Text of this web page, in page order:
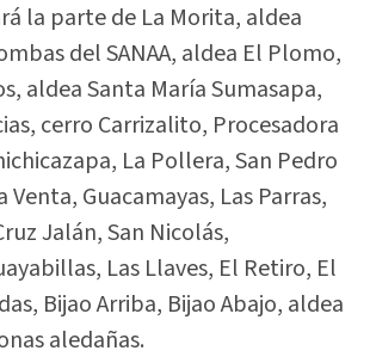
la parte de La Morita, aldea
del SANAA, aldea El Plomo,
aldea Santa María Sumasapa,
cerro Carrizalito, Procesadora
La Pollera, San Pedro
Venta, Guacamayas, Las Parras,
Jalán, San Nicolás,
Las Llaves, El Retiro, El
Bijao Arriba, Bijao Abajo, aldea
aledañas.